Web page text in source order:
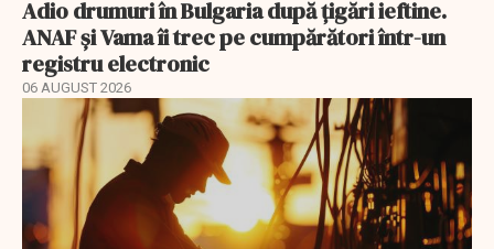
Adio drumuri în Bulgaria după țigări ieftine.
ANAF și Vama îi trec pe cumpărători într-un
registru electronic
06 AUGUST 2026